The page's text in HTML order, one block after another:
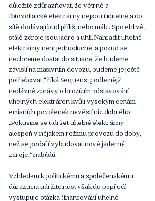
důležité zdůrazňovat, že větrné a
fotovoltaické elektrárny nejsou řiditelné a do
sítě dodávají buď příliš, nebo málo. Spolehlivé,
stálé zdroje jsou jádro a uhlí. Nahradit uhelné
elektrárny není jednoduché, a pokud se
nechceme dostat do situace, že budeme
závislí na masivním dovozu, budeme je ještě
potřebovat,“ říká Sequens, podle nějž
nedávné zprávy o hrozícím odstavování
uhelných elektráren kvůli vysokým cenám
emisních povolenek nevěstí nic dobrého.
„Pokusme se udržet uhelné elektrárny
alespoň v nějakém režimu provozu do doby,
než se podaří vybudovat nové jaderné
zdroje,“ nabádá.
Vzhledem k politickému a společenskému
důrazu na udržitelnost však do popředí
vystupuje otázka financování uhelné